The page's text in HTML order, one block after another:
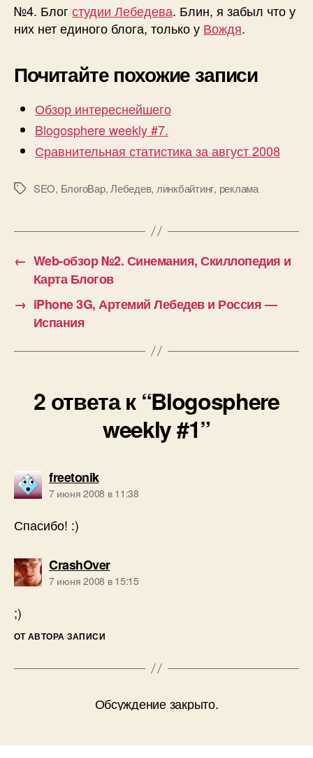
№4. Блог студии Лебедева. Блин, я забыл что у
них нет единого блога, только у Вождя.
Почитайте похожие записи
Обзор интереснейшего
Blogosphere weekly #7.
Сравнительная статистика за август 2008
МеткиSEO, БлогоВар,Лебедев, линкбайтинг, реклама
← Web-обзор №2. Синемания, Скиллопедия и
Карта Блогов
→ iPhone 3G, Артемий Лебедев и Россия —
Испания
2 ответа к “Blogosphere
weekly #1”
freetonikпишет:
7 июня 2008 в 11:38
Спасибо! :)
CrashOverпишет:
7 июня 2008 в 15:15
;)
ОТ АВТОРА ЗАПИСИ
Обсуждение закрыто.